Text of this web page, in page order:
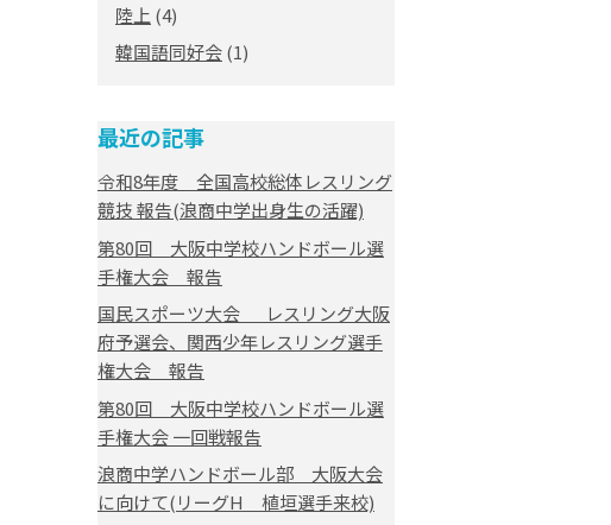
陸上 (4)
韓国語同好会(1)
最近の記事
令和8年度 全国高校総体レスリング
競技 報告(浪商中学出身生の活躍)
第80回 大阪中学校ハンドボール選
手権大会 報告
国民スポーツ大会 レスリング大阪
府予選会、関西少年レスリング選手
権大会 報告
第80回 大阪中学校ハンドボール選
手権大会 一回戦報告
浪商中学ハンドボール部 大阪大会
に向けて(リーグH 植垣選手来校)